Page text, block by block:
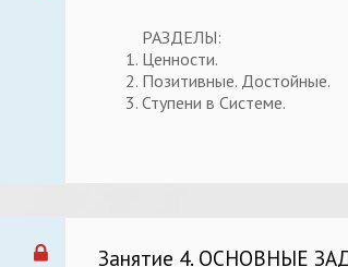
РАЗДЕЛЫ:
Ценности.
Позитивные. Достойные.
Ступени в Системе.
Занятие 4. ОСНОВНЫЕ